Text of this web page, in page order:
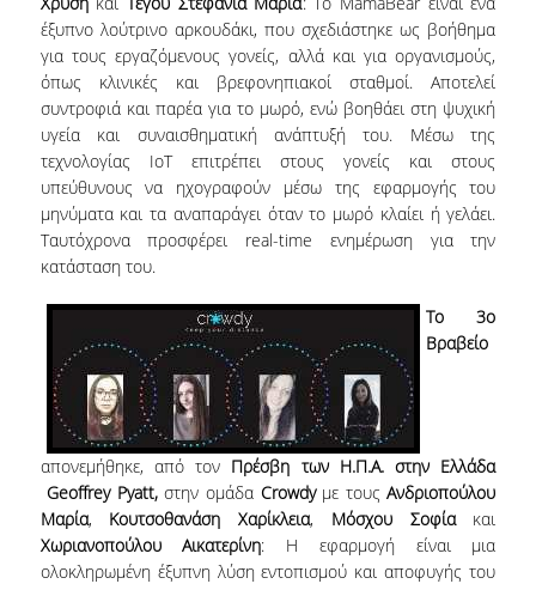
ΕΡΕΥΝΗΤΙΚΑ ΣΕΜΙΝΑΡΙΑ
ΠΡΟΓΡΑΜΜΑ ERASMUS+
ΜΑΘΗΜΑΤΑ ΠΟΥ ΠΡΟΣΦΕΡΕΙ ΤΟ
ΤΜΗΜΑ
ΣΥΝΕΡΓΑΖΟΜΕΝΑ ΠΑΝΕΠΙΣΤΗΜΙΑ
ΕΓΓΡΑΦΑ - ΧΡΗΣΙΜΟΙ ΣΥΝΔΕΣΜΟΙ
FAQS
ΔΙΑΣΦΑΛΙΣΗ ΠΟΙΟΤΗΤΑΣ
ΠΟΛΙΤΙΚΗ ΔΙΑΣΦΑΛΙΣΗΣ ΠΟΙΟΤΗΤΑΣ
ΔΕΔΟΜΕΝΑ ΠΟΙΟΤΗΤΑΣ
ΠΙΣΤΟΠΟΙΗΣΗ
έξυπνο λούτρινο αρκουδάκι, που σχεδιάστηκε ως βοήθημα
για τους εργαζόμενους γονείς, αλλά και για οργανισμούς,
όπως κλινικές και βρεφονηπιακοί σταθμοί. Αποτελεί
συντροφιά και παρέα για το μωρό, ενώ βοηθάει στη ψυχική
υγεία και συναισθηματική ανάπτυξή του. Μέσω της
τεχνολογίας IoT επιτρέπει στους γονείς και στους
υπεύθυνους να ηχογραφούν μέσω της εφαρμογής του
μηνύματα και τα αναπαράγει όταν το μωρό κλαίει ή γελάει.
Ταυτόχρονα προσφέρει real-time ενημέρωση για την
κατάσταση του.
Το 3ο
Βραβείο
απονεμήθηκε, από τον Πρέσβη των Η.Π.Α. στην Ελλάδα
GeoffreyPyatt,στην ομάδα Crowdyμε τουςΑνδριοπούλου
Μαρία, Κουτσοθανάση Χαρίκλεια, Μόσχου Σοφίακαι
Χωριανοπούλου Αικατερίνη: Η εφαρμογή είναι μια
ολοκληρωμένη έξυπνη λύση εντοπισμού και αποφυγής του